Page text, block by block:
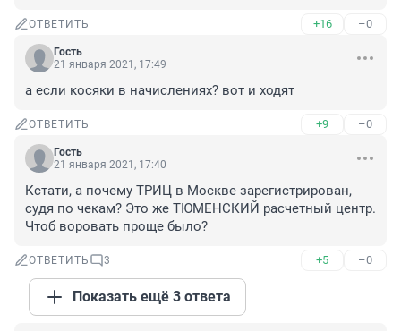
ОТВЕТИТЬ +16 –0
Гость
21 января 2021, 17:49
а если косяки в начислениях? вот и ходят
ОТВЕТИТЬ +9 –0
Гость
21 января 2021, 17:40
Кстати, а почему ТРИЦ в Москве зарегистрирован,
судя по чекам? Это же ТЮМЕНСКИЙ расчетный центр.
Чтоб воровать проще было?
ОТВЕТИТЬ 3 +5 –0
Показать ещё 3 ответа